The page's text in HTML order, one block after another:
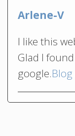
Arlene-V
I like this
Glad I
google.